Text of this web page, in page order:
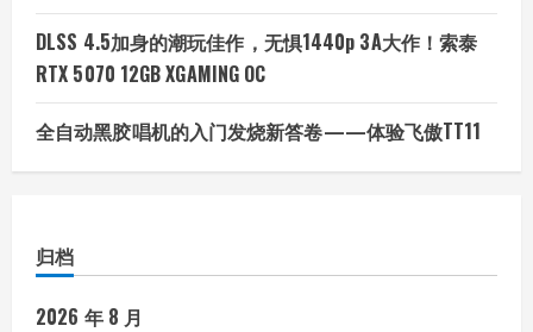
DLSS 4.5加身的潮玩佳作，无惧1440p 3A大作！索泰
RTX 5070 12GB XGAMING OC
全自动黑胶唱机的入门发烧新答卷——体验飞傲TT11
归档
2026 年 8 月